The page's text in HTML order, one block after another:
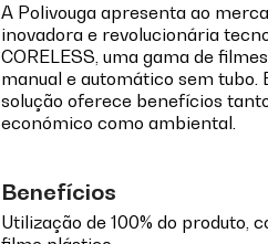
A Polivouga apresenta ao
inovadora e revolucionária
CORELESS, uma gama de
manual e automático sem tubo.
solução oferece benefícios
económico como ambiental.
Benefícios
Utilização de 100% do produto,